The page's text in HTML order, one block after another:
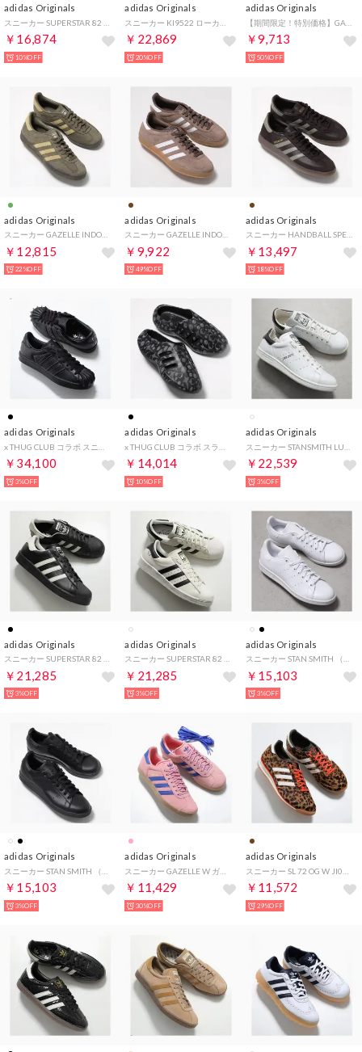
adidas Originals
￥16,874
10%OFF
adidas Originals
￥22,869
20%OFF
adidas Originals
￥9,713
50%OFF
adidas Originals
￥12,815
22%OFF
adidas Originals
￥9,922
49%OFF
adidas Originals
スニーカー HANDBALL SPEZIAL IH6567 （AUCO/SILPEB/GUMS/ブラウン）
￥13,497
18%OFF
adidas Originals
￥34,100
3%OFF
adidas Originals
￥14,014
10%OFF
adidas Originals
￥22,539
3%OFF
adidas Originals
￥21,285
3%OFF
adidas Originals
￥21,285
3%OFF
adidas Originals
￥15,103
3%OFF
adidas Originals
￥15,103
3%OFF
adidas Originals
￥11,429
30%OFF
adidas Originals
￥11,572
29%OFF